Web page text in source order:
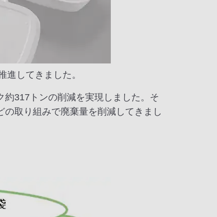
してきました。
317トンの削減を実現しました。そ
取り組みで廃棄量を削減してきまし